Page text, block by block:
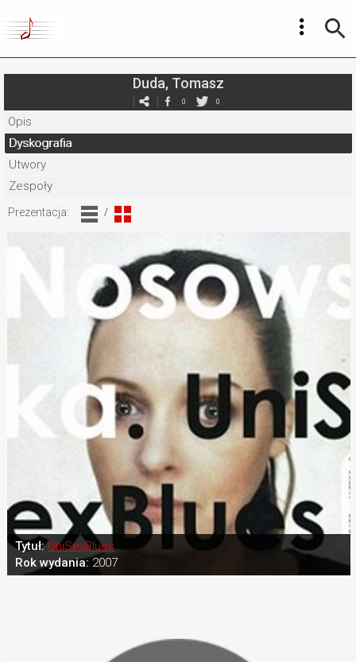
Duda, Tomasz
0 0
Opis
Dyskografia
Utwory
Zespoły
Prezentacja: /
Tytuł:UniSexBlues
Rok wydania: 2007